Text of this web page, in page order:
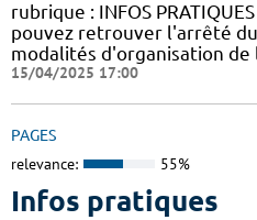
rubrique : INFOS
pouvez retrouver l'arrêté
modalités d'organisation
15/04/2025 17:00
PAGES
relevance: 55%
Infos pratiques